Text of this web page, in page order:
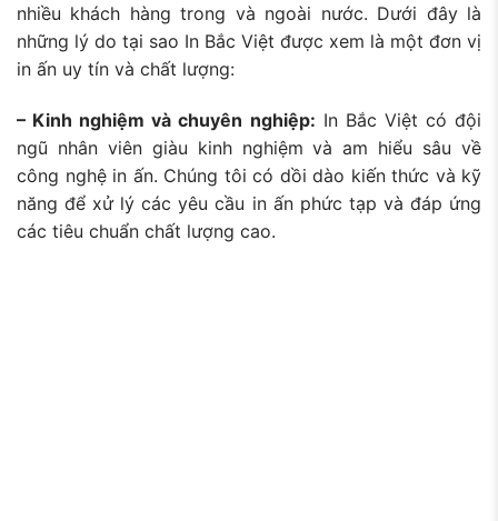
nhiều khách hàng trong và ngoài nước. Dưới đây là
những lý do tại sao In Bắc Việt được xem là một đơn vị
in ấn uy tín và chất lượng:
– Kinh nghiệm và chuyên nghiệp: In Bắc Việt có đội
ngũ nhân viên giàu kinh nghiệm và am hiểu sâu về
công nghệ in ấn. Chúng tôi có dồi dào kiến thức và kỹ
năng để xử lý các yêu cầu in ấn phức tạp và đáp ứng
các tiêu chuẩn chất lượng cao.